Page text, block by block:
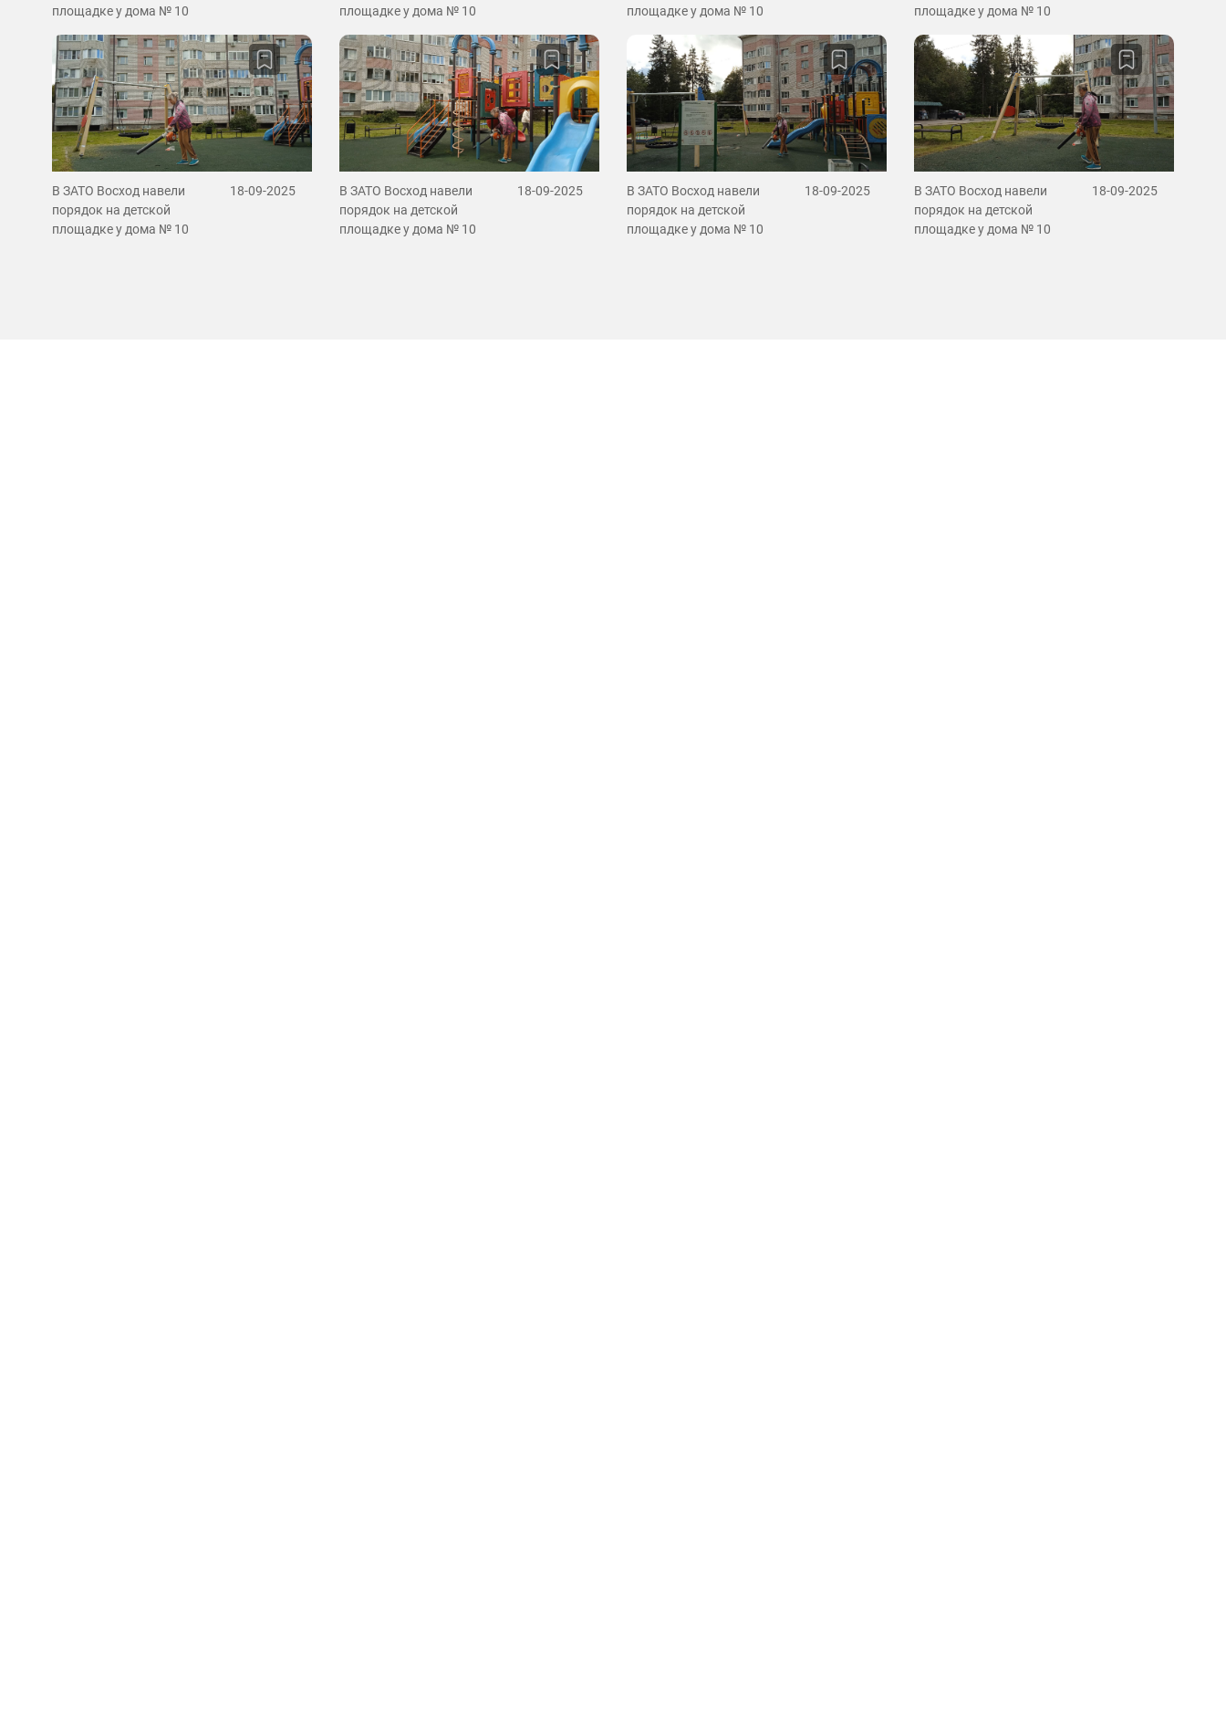
площадке у дома № 10
площадке у дома № 10
площадке у дома № 10
площадке у дома № 10
В ЗАТО Восход навели
порядок на детской
площадке у дома № 10
18-09-2025
В ЗАТО Восход навели
порядок на детской
площадке у дома № 10
18-09-2025
В ЗАТО Восход навели
порядок на детской
площадке у дома № 10
18-09-2025
В ЗАТО Восход навели
порядок на детской
площадке у дома № 10
18-09-2025